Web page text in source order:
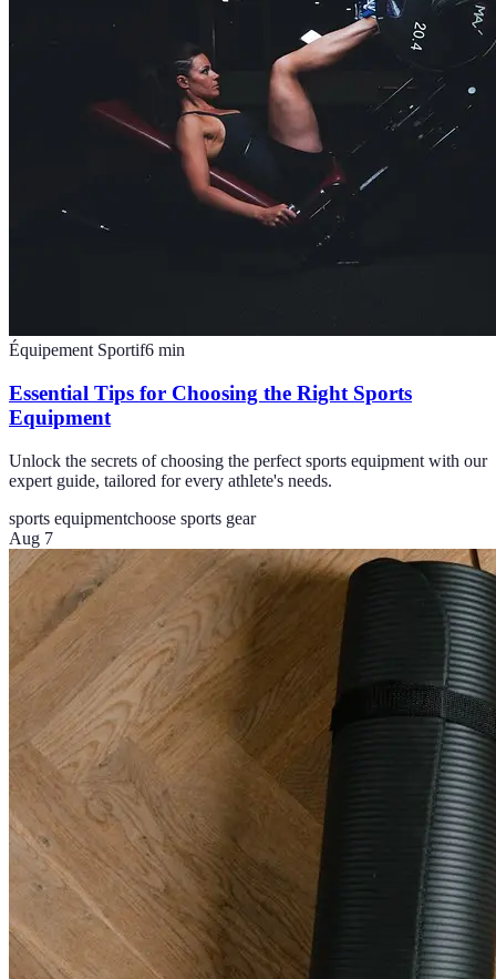
Équipement Sportif6 min
Essential Tips for Choosing the Right Sports
Equipment
Unlock the secrets of choosing the perfect sports equipment with our
expert guide, tailored for every athlete's needs.
sports equipmentchoose sports gear
Aug 7